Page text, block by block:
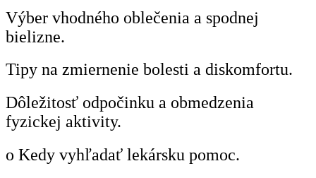
Výber vhodného oblečenia a spodnej
bielizne.
Tipy na zmiernenie bolesti a diskomfortu.
Dôležitosť odpočinku a obmedzenia
fyzickej aktivity.
o Kedy vyhľadať lekársku pomoc.